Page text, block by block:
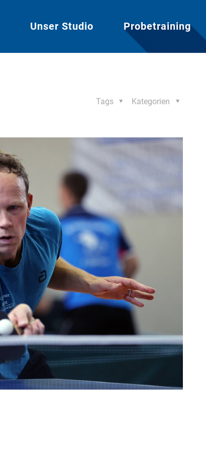
Unser Studio Probetraining
Kategorien
Tags